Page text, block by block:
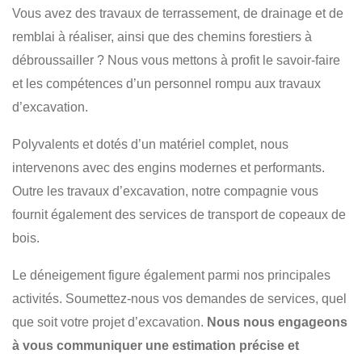
COMMERCIAL
Vous avez des travaux de terrassement, de drainage et de
remblai à réaliser, ainsi que des chemins forestiers à
débroussailler ? Nous vous mettons à profit le savoir-faire
et les compétences d’un personnel rompu aux travaux
d’excavation.
Polyvalents et dotés d’un matériel complet, nous
intervenons avec des engins modernes et performants.
Outre les travaux d’excavation, notre compagnie vous
fournit également des services de transport de copeaux de
bois.
Le déneigement figure également parmi nos principales
activités. Soumettez-nous vos demandes de services, quel
que soit votre projet d’excavation. Nous nous engageons
à vous communiquer une estimation précise et